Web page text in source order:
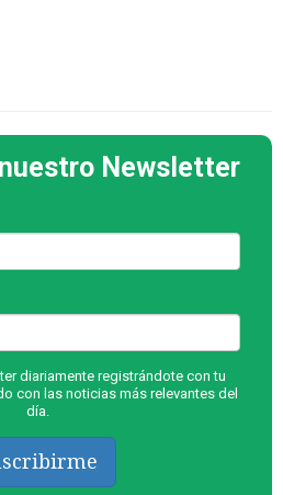
Newsletter
diariamente registrándote con tu
con las noticias más relevantes del
día.